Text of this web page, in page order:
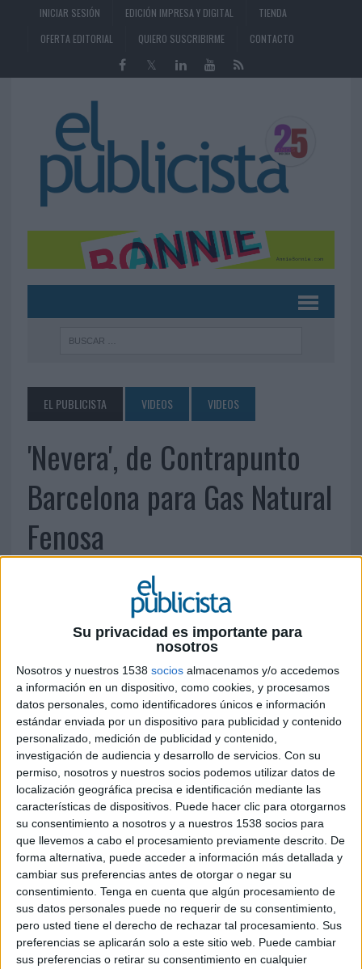
Su privacidad es importante para
nosotros
Nosotros y nuestros 1538 socios almacenamos y/o accedemos
a información en un dispositivo, como cookies, y procesamos
datos personales, como identificadores únicos e información
estándar enviada por un dispositivo para publicidad y contenido
personalizado, medición de publicidad y contenido,
investigación de audiencia y desarrollo de servicios. Con su
permiso, nosotros y nuestros socios podemos utilizar datos de
localización geográfica precisa e identificación mediante las
características de dispositivos. Puede hacer clic para otorgarnos
su consentimiento a nosotros y a nuestros 1538 socios para
que llevemos a cabo el procesamiento previamente descrito. De
forma alternativa, puede acceder a información más detallada y
cambiar sus preferencias antes de otorgar o negar su
consentimiento. Tenga en cuenta que algún procesamiento de
sus datos personales puede no requerir de su consentimiento,
pero usted tiene el derecho de rechazar tal procesamiento. Sus
preferencias se aplicarán solo a este sitio web. Puede cambiar
sus preferencias o retirar su consentimiento en cualquier
INICIAR SESIÓN EDICIÓN IMPRESA Y DIGITAL
TIENDA
OFERTA EDITORIAL
QUIERO SUSCRIBIRME CONTACTO
EL PUBLICISTA VIDEOS VIDEOS
'Nevera', de Contrapunto
Barcelona para Gas Natural
Fenosa
24 DE OCTUBRE DE 2012
IMPRIMIR
TWEET